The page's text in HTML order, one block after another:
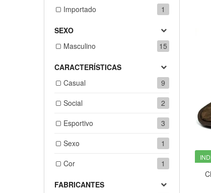
Importado
1
SEXO
Masculino
15
CARACTERÍSTICAS
Casual
9
Social
2
Esportivo
3
Sexo
1
Cor
1
FABRICANTES